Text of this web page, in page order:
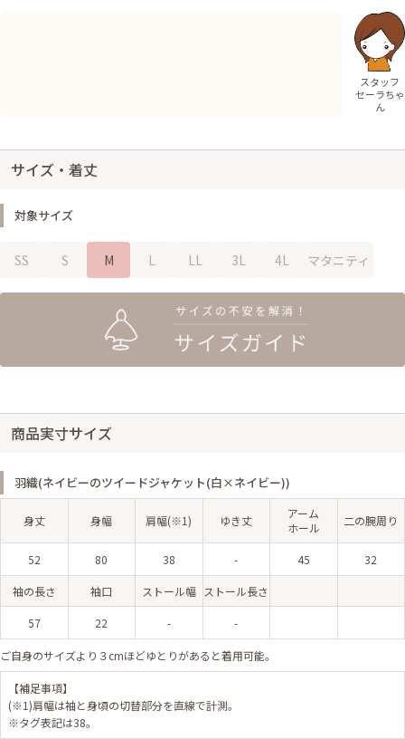
スタッフ
セーラちゃ
ん
サイズ・着丈
対象サイズ
SS S M L LL 3L 4L マタニティ
商品実寸サイズ
羽織(ネイビーのツイードジャケット(白×ネイビー))
身丈 身幅 肩幅(※1) ゆき丈
アーム
ホール
二の腕周り
52 80 38 - 45 32
袖の長さ 袖口 ストール幅 ストール長さ
57 22 - -
ご自身のサイズより３cmほどゆとりがあると着用可能。
【補足事項】
(※1)肩幅は袖と身頃の切替部分を直線で計測。
※タグ表記は38。